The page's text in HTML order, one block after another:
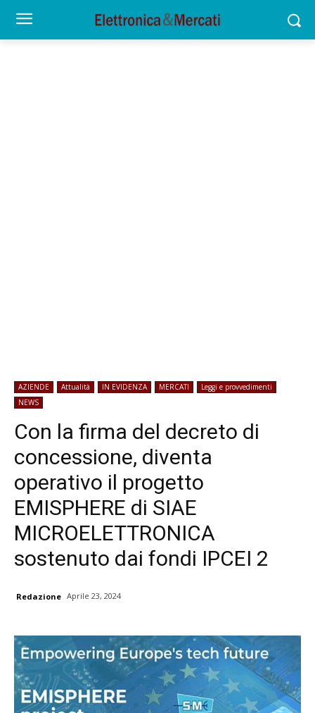
AZIENDE Attualità IN EVIDENZA MERCATI
Leggi e provvedimenti
NEWS
Con la firma del decreto di
concessione, diventa
operativo il progetto
EMISPHERE di SIAE
MICROELETTRONICA
sostenuto dai fondi IPCEI 2
Redazione Aprile 23, 2024